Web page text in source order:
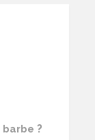
barbe ?